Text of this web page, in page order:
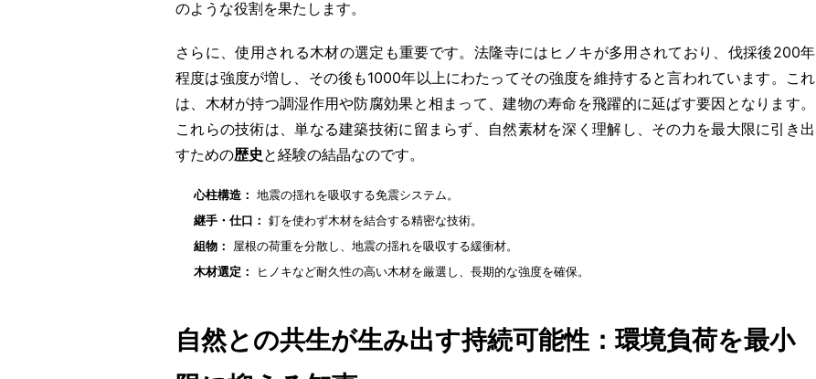
のような役割を果たします。
さらに、使用される木材の選定も重要です。法隆寺にはヒノキが多用されており、伐採後200年
程度は強度が増し、その後も1000年以上にわたってその強度を維持すると言われています。これ
は、木材が持つ調湿作用や防腐効果と相まって、建物の寿命を飛躍的に延ばす要因となります。
これらの技術は、単なる建築技術に留まらず、自然素材を深く理解し、その力を最大限に引き出
すための歴史 と経験の結晶なのです。
心柱構造： 地震の揺れを吸収する免震システム。
継手・仕口： 釘を使わず木材を結合する精密な技術。
組物：
屋根の荷重を分散し、地震の揺れを吸収する緩衝材。
木材選定：
ヒノキなど耐久性の高い木材を厳選し、長期的な強度を確保。
自然との共生が生み出す持続可能性：環境負荷を最小